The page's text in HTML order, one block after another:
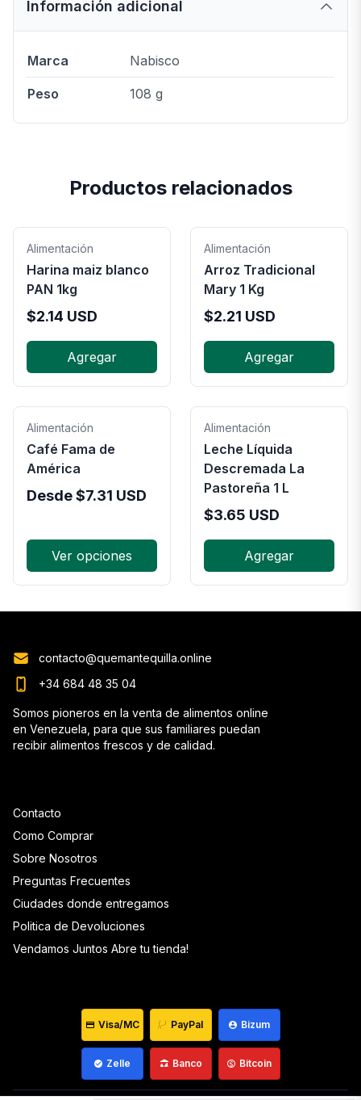
Información adicional
Marca Nabisco
Peso 108 g
Productos relacionados
Alimentación
Harina maiz blanco
PAN 1kg
$2.14 USD
Agregar
Alimentación
Arroz Tradicional
Mary 1 Kg
$2.21 USD
Agregar
Alimentación
Café Fama de
América
Desde$7.31 USD
Ver opciones
Alimentación
Leche Líquida
Descremada La
Pastoreña 1 L
$3.65 USD
Agregar
Contacto
Como Comprar
Sobre Nosotros
Preguntas Frecuentes
Ciudades donde entregamos
Politica de Devoluciones
Vendamos Juntos Abre tu tienda!
contacto@quemantequilla.online
+34 684 48 35 04
Somos pioneros en la venta de alimentos online
en Venezuela, para que sus familiares puedan
recibir alimentos frescos y de calidad.
Visa/MC PayPal Bizum
Zelle Banco Bitcoin